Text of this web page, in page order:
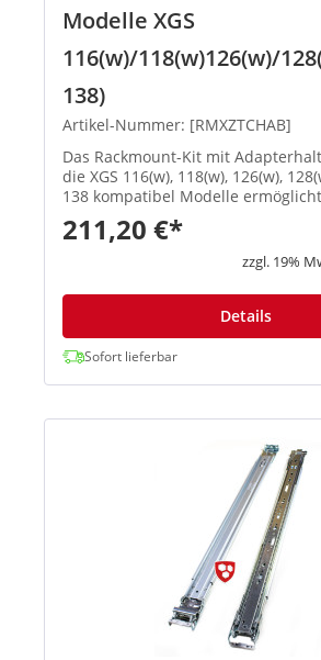
Modelle XGS
116(w)/118(w)126(w)/
138)
Artikel-Nummer: [RMXZTCHAB]
Das Rackmount-Kit mit
die XGS 116(w), 118(w), 126(w),
138 kompatibel Modelle
und sichere Montage Ihrer Firewall
Standard-19-Zoll-Rack. Das Kit
211,20 €*
zzgl. 19%
Details
Sofort lieferbar